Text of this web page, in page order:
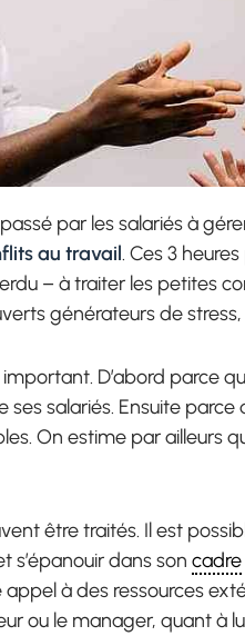
par les salariés à
au travail. Ces 3
– à traiter les petites
générateurs de
D’abord parce
salariés. Ensuite
On estime par ailleurs
être traités. Il est
dans son cadre
à des ressources
ou le manager, quant à